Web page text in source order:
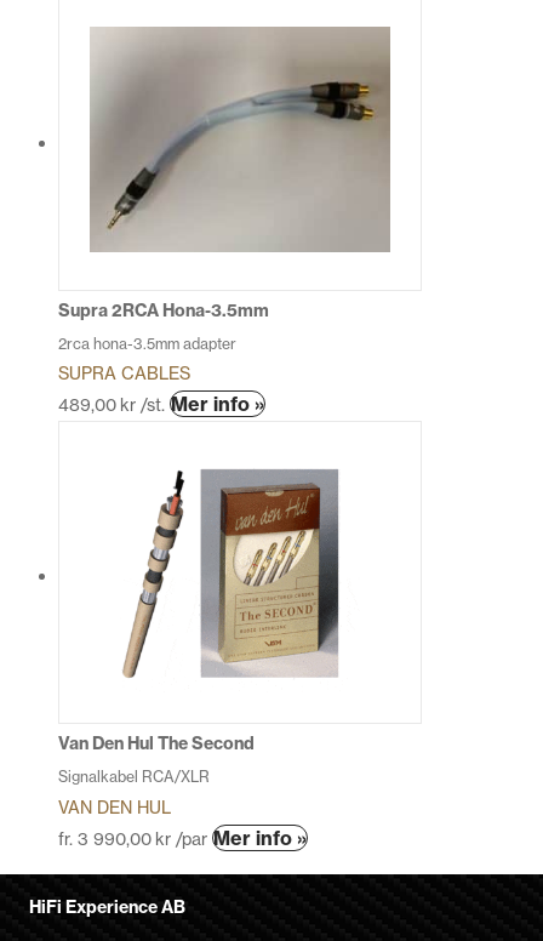
produkten
flera
varianter.
Supra 2RCA Hona-3.5mm
2rca hona-3.5mm adapter
SUPRA CABLES
489,00 kr /st. Mer info »Den
har
flera
varianter.
De
olika
alternativen
kan
väljas
Van Den Hul The Second
Signalkabel RCA/XLR
VAN DEN HUL
fr. 3 990,00 kr /par Mer info »Den
HiFi Experience AB